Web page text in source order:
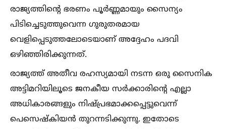
രാജ്യത്തിന്റെ ഭരണം പൂര്‍ണ്ണമായും സൈന്യം
പിടിച്ചെടുത്തുവെന്ന ഗുരുതരമായ
വെളിപ്പെടുത്തലോടെയാണ് അദ്ദേഹം പദവി
ഒഴിഞ്ഞിരിക്കുന്നത്.
രാജ്യത്ത് അതീവ രഹസ്യമായി നടന്ന ഒരു സൈനിക
അട്ടിമറിയിലൂടെ ജനകീയ സര്‍ക്കാരിന്റെ എല്ലാ
അധികാരങ്ങളും നിഷ്പ്രഭമാക്കപ്പെട്ടുവെന്ന്
പെസെഷ്‌കിയന്‍ തുറന്നടിക്കുന്നു. ഇതോടെ